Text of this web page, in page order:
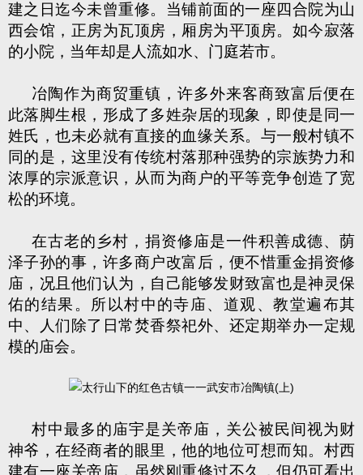
建之日迄今未曾重修。当铺前面的一座四合院为山
西会馆，正房为瓦顶房，厢房为平顶房。如今寂落
的小院，当年却是人流如水、门庭若市。
冶陶作为商贸重镇，许多外来客商致富后便在
此落脚生根，形成了多姓杂居的现象，即使是同一
姓氏，也未必就有直接的血缘关系。与一般村镇不
同的是，这里没有传统村落那种强势的宗族势力和
浓厚的宗派意识，从而为商户的平等竞争创造了宽
松的环境。
在古老的乡村，捐资修庙是一件积善成德、荫
泽子孙的事，许多商户改富后，便不惜重金捐资修
庙，况且他们认为，自己能够发财致富也是神灵保
佑的结果。所以村中的寺庙、道观、教堂遍布其
中、人们除了日常焚香祭祀外、还定期举办一定规
模的庙会。
村中最多的庙宇是关帝庙，关公被民间视为财
神爷，在经商者的眼里，他的地位可想而知。村西
建有一座关帝庙，虽然刚重修过不久，但仍可看出